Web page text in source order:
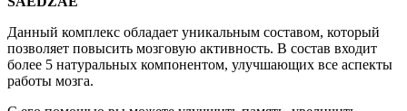
Данный комплекс обладает уникальным составом, который
позволяет повысить мозговую активность. В состав входит
более 5 натуральных компонентом, улучшающих все аспекты
работы мозга.